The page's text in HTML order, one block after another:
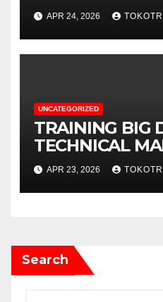
APR 24, 2026
UNCATEGORIZED
TRAINING BIG
TECHNICAL
DECISION
APR 23, 2026
Search